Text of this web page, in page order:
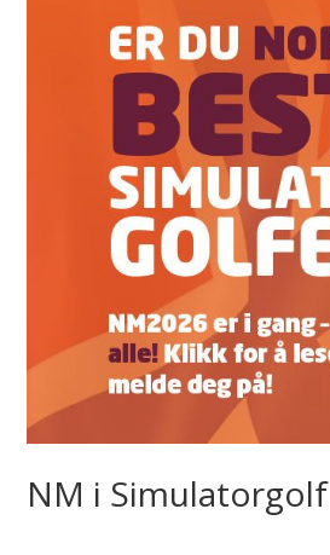
NM i Simulatorgolf